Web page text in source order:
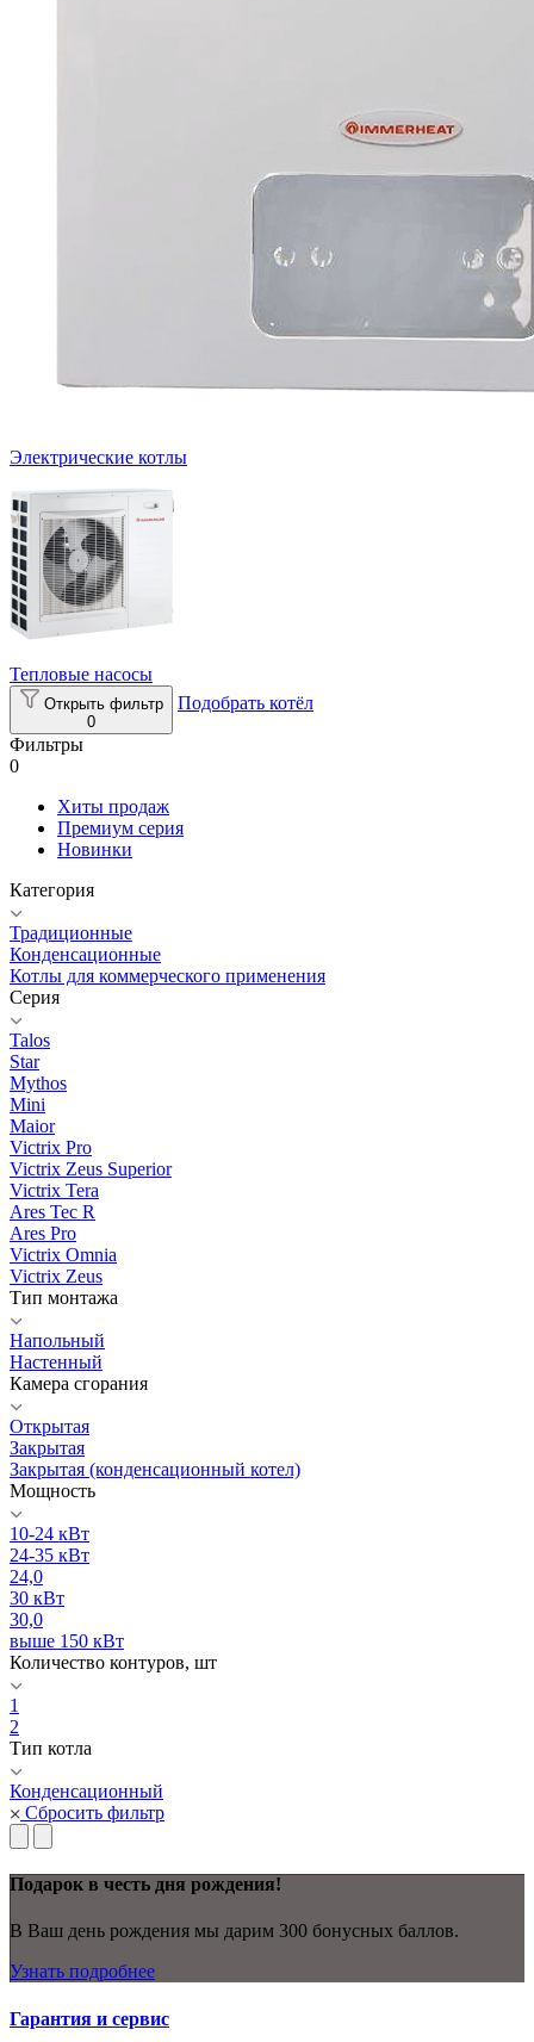
Электрические котлы
Тепловые насосы
Открыть фильтр
0
Подобрать котёл
Фильтры
0
Хиты продаж
Премиум серия
Новинки
Категория
Традиционные
Конденсационные
Котлы для коммерческого применения
Серия
Talos
Star
Mythos
Mini
Maior
Victrix Pro
Victrix Zeus Superior
Victrix Tera
Ares Tec R
Ares Pro
Victrix Omnia
Victrix Zeus
Тип монтажа
Напольный
Настенный
Камера сгорания
Открытая
Закрытая
Закрытая (конденсационный котел)
Мощность
10-24 кВт
24-35 кВт
24,0
30 кВт
30,0
выше 150 кВт
Количество контуров, шт
1
2
Тип котла
Конденсационный
Сбросить фильтр
Подарок в честь дня рождения!
В Ваш день рождения мы дарим 300 бонусных баллов.
Узнать подробнее
Гарантия и сервис